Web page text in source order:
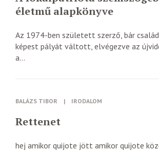
életmű alapkönyve
Az 1974-ben született szerző, bár
képest pályát váltott, elvégezve az
a...
BALÁZS TIBOR | IRODALOM
Rettenet
hej amikor quijote jött amikor quijote